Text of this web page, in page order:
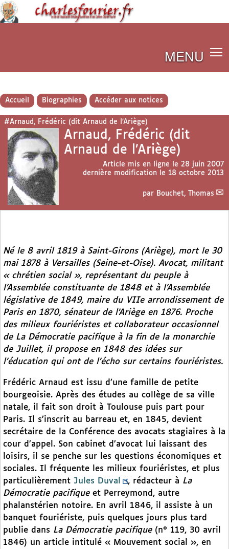
MENU
Accueil Biographies Accéder aux notices
#Arnaud, Frédéric (dit Arnaud de l’Ariège)
Arnaud, Frédéric (dit
Arnaud de l’Ariège)
Article mis en ligne le 28 juin 2007
dernière modification le 18 octobre 2013
par Bouchet, Thomas
Né le 8 avril 1819 à Saint-Girons (Ariège), mort le 30
mai 1878 à Versailles (Seine-et-Oise). Avocat, militant
« chrétien social », représentant du peuple à
l’Assemblée constituante de 1848 et à l’Assemblée
législative de 1849, maire du VIIe arrondissement de
Paris en 1870, sénateur de l’Ariège en 1876. Proche
des milieux fouriéristes et collaborateur occasionnel
de La Démocratie pacifiqueà la fin de la monarchie
de Juillet, il propose en 1848 des idées sur
l’éducation qui ont de l’écho sur certains fouriéristes.
Frédéric Arnaud est issu d’une famille de petite
bourgeoisie. Après des études au collège de sa ville
natale, il fait son droit à Toulouse puis part pour
Paris. Il s’inscrit au barreau et, en 1845, devient
secrétaire de la Conférence des avocats stagiaires à la
cour d’appel. Son cabinet d’avocat lui laissant des
loisirs, il se penche sur les questions économiques et
sociales. Il fréquente les milieux fouriéristes, et plus
particulièrement Jules Duval , rédacteur à La
Démocratie pacifiqueet Perreymond, autre
phalanstérien notoire. En avril 1846, il assiste à un
banquet fouriériste, puis quelques jours plus tard
publie dans La Démocratie pacifique(n° 119, 30 avril
1846) un article intitulé « Mouvement social », en